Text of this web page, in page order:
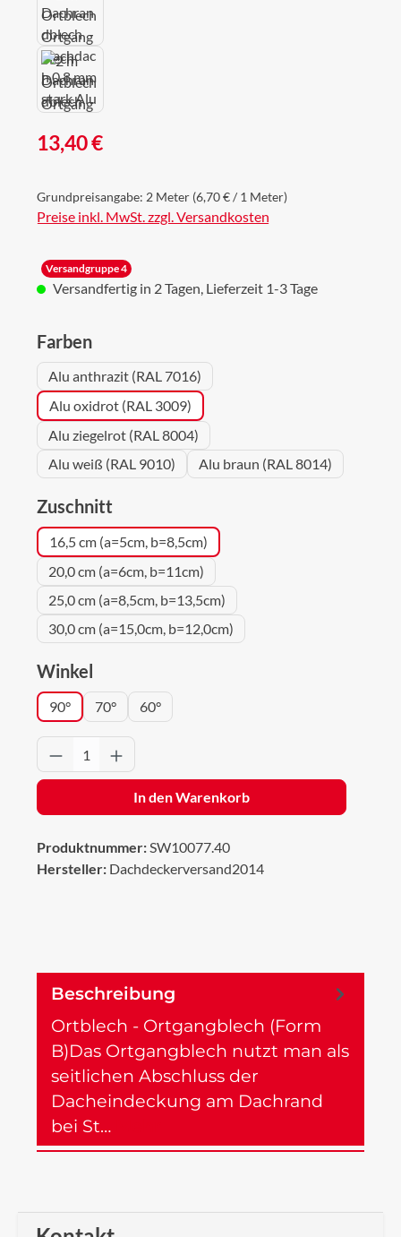
Regulärer Preis:
13,40 €
Grundpreisangabe: 2 Meter (6,70 € / 1 Meter)
Preise inkl. MwSt. zzgl. Versandkosten
Versandgruppe 4
Versandfertig in 2 Tagen, Lieferzeit 1-3 Tage
Farbenauswählen
Alu anthrazit (RAL 7016)
Alu oxidrot (RAL 3009)
Alu ziegelrot (RAL 8004)
Alu weiß (RAL 9010)
Alu braun (RAL 8014)
Zuschnitt
16,5 cm (a=5cm, b=8,5cm)
20,0 cm (a=6cm, b=11cm)
25,0 cm (a=8,5cm, b=13,5cm)
30,0 cm (a=15,0cm, b=12,0cm)
Winkel
90° 70° 60°
Produkt Anzahl: Gib den gewünschten
In den Warenkorb
Produktnummer:SW10077.40
Hersteller: Dachdeckerversand2014
Beschreibung
Ortblech - Ortgangblech (Form
B)Das Ortgangblech nutzt man als
seitlichen Abschluss der
Dacheindeckung am Dachrand
bei St…